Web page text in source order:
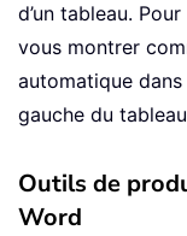
d’un tableau.
vous montrer
automatique
gauche du
Outils de
Word